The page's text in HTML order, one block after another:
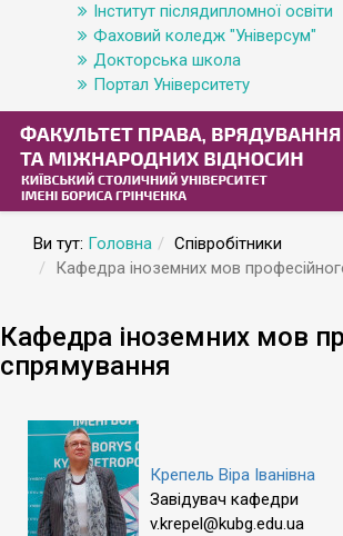
Інститут післядипломної освіти
Фаховий коледж "Універсум"
Докторська школа
Портал Університету
Ви тут: Головна
Співробітники
Кафедра іноземних мов
Кафедра іноземних мов
спрямування
Крепель Віра Іванівна
Завідувач кафедри
v.krepel@kubg.edu.ua